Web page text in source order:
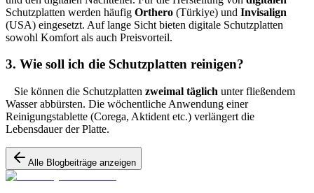
Schutzplatten werden häufig Orthero (Türkiye) und Invisalign
(USA) eingesetzt. Auf lange Sicht bieten digitale Schutzplatten
sowohl Komfort als auch Preisvorteil.
3. Wie soll ich die Schutzplatten reinigen?
Sie können die Schutzplatten zweimal täglich unter fließendem
Wasser abbürsten. Die wöchentliche Anwendung einer
Reinigungstablette (Corega, Aktident etc.) verlängert die
Lebensdauer der Platte.
Alle Blogbeiträge anzeigen